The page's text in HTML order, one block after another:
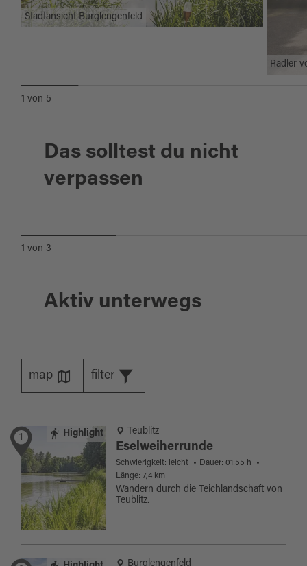
Stadtansicht Burglengenfeld
Radler
1 von 5
Das solltest du nicht
verpassen
Teublitz
WILD- UND FREIZEITPARK
1 von 3
Aktiv unterwegs
map filter
1 Highlight Teublitz
Eselweiherrunde
Wandern durch die Teichlandschaft von
Teublitz.
Schwierigkeit: leicht
Dauer: 01:55 h
Länge: 7,4 km
Burglengenfeld